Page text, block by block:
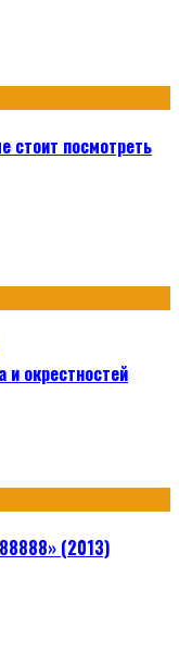
посмотреть
и окрестностей
(2013)